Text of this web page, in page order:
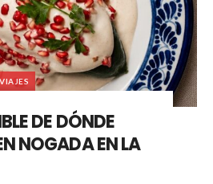
DE DÓNDE
NOGADA EN LA